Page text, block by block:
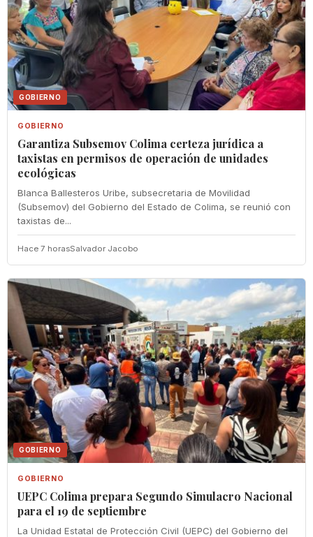
GOBIERNO
GOBIERNO
Garantiza Subsemov Colima certeza jurídica a
taxistas en permisos de operación de unidades
ecológicas
Blanca Ballesteros Uribe, subsecretaria de Movilidad
(Subsemov) del Gobierno del Estado de Colima, se reunió con
taxistas de...
Hace 7 horasSalvador Jacobo
GOBIERNO
GOBIERNO
UEPC Colima prepara Segundo Simulacro Nacional
para el 19 de septiembre
La Unidad Estatal de Protección Civil (UEPC) del Gobierno del